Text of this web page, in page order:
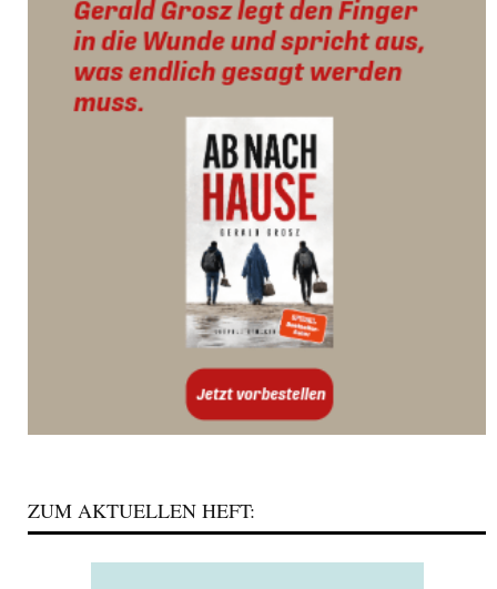
ZUM AKTUELLEN HEFT: